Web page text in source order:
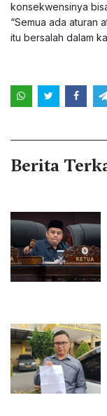
konsekwensinya
“Semua ada aturan
itu bersalah dalam
Berita